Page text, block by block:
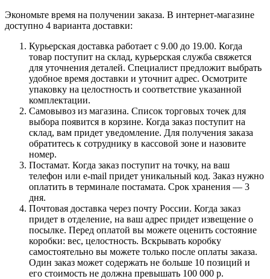
Экономьте время на получении заказа. В интернет-магазине
доступно 4 варианта доставки:
Курьерская доставка работает с 9.00 до 19.00. Когда
товар поступит на склад, курьерская служба свяжется
для уточнения деталей. Специалист предложит выбрать
удобное время доставки и уточнит адрес. Осмотрите
упаковку на целостность и соответствие указанной
комплектации.
Самовывоз из магазина. Список торговых точек для
выбора появится в корзине. Когда заказ поступит на
склад, вам придет уведомление. Для получения заказа
обратитесь к сотруднику в кассовой зоне и назовите
номер.
Постамат. Когда заказ поступит на точку, на ваш
телефон или e-mail придет уникальный код. Заказ нужно
оплатить в терминале постамата. Срок хранения — 3
дня.
Почтовая доставка через почту России. Когда заказ
придет в отделение, на ваш адрес придет извещение о
посылке. Перед оплатой вы можете оценить состояние
коробки: вес, целостность. Вскрывать коробку
самостоятельно вы можете только после оплаты заказа.
Один заказ может содержать не больше 10 позиций и
его стоимость не должна превышать 100 000 р.